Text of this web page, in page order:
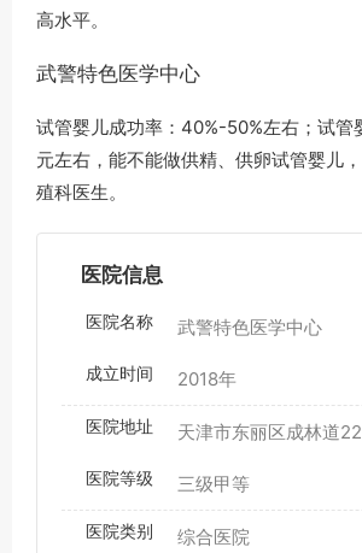
高水平。
武警特色医学中心
试管婴儿成功率：40%-50%左右；试
元左右，能不能做供精、供卵试管婴儿
殖科医生。
医院信息
医院名称 武警特色医学中心
成立时间 2018年
医院地址 天津市东丽区成林道
医院等级 三级甲等
医院类别 综合医院